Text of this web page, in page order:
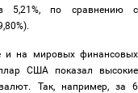
5,21%, по сравнению с
и на мировых финансовых
США показал высокие
Так, например, за 6